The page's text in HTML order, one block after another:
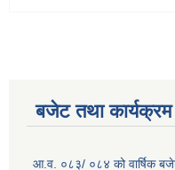
बजेट तथा कार्यक्रम
आ.व. ०८३/ ०८४ को वार्षिक